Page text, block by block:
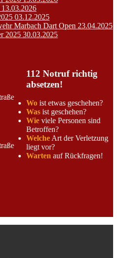
13.03.2026
03.12.2025
Marbach Dart Open 23.04.2025
2025 30.03.2025
112 Notruf richtig
absetzen!
Wo ist etwas geschehen?
Was ist geschehen?
Wie viele Personen sind
Betroffen?
WelcheArt der Verletzung
liegt vor?
Warten auf Rückfragen!